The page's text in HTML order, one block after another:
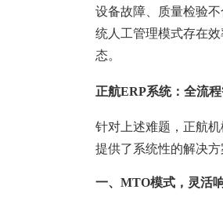
设备故障、质量检验
统人工管理模式存在
态。
正航ERP系统：全流
针对上述难题，正航
提供了系统性的解决方
一、MTO模式，灵活